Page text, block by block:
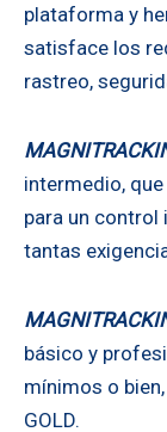
plataforma y
satisface los
rastreo,
intermedio,
para un control
tantas
básico y
mínimos o
GOLD.